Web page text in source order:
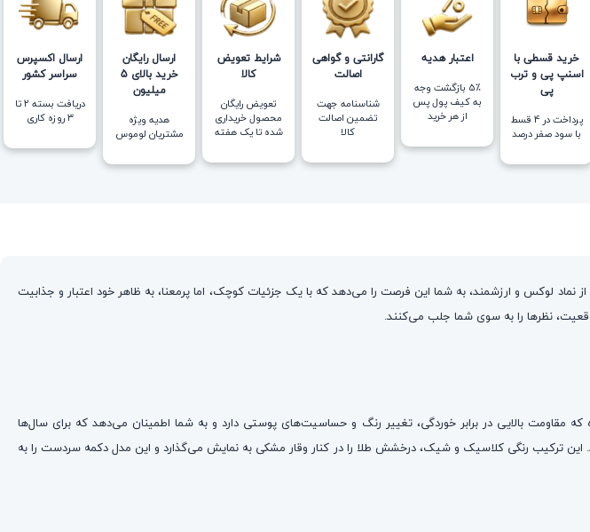
خرید قسطی با
اسنپ پی و ترب
پی
پرداخت در 4 قسط
با سود صفر درصد
اعتبار هدیه
5٪ بازگشت وجه
به کیف پول پس
از هر خرید
گارانتی و گواهی
اصالت
شناسنامه جهت
تضمین اصالت
کالا
شرایط تعویض
کالا
تعویض رایگان
محصول خریداری
شده تا یک هفته
ارسال رایگان
خرید بالای 5
میلیون
هدیه ویژه
مشتریان لوموس
ارسال اکسپرس
سراسر کشور
دریافت بسته ۲ تا
۳ روزه کاری
لوکس و ارزشمند، به شما این فرصت را می‌دهد که با یک جزئیات کوچک، اما پرمعنا، به ظاهر خود اعتبار و جذابیت
نظرها را به سوی شما جلب می‌کنند.
طراحی و تولید شده‌اند. پایه اصلی آن‌ها از استیل ۳۱۶ عیار ساخته شده که مقاومت بالایی در برابر خوردگی، تغییر رنگ و حساسیت‌های پوستی دارد و به شما اطمینان می‌دهد که برای سال‌ها
سطح مشکی و براق اونیکس، نماد صلیب کالتراوا با ورق طلای ۲۴ عیار خودنمایی می‌کند. این ترکیب رنگی کلاسیک و شیک، درخشش طلا را در کنار وقار مشکی به نمایش می‌گذارد و این مدل دکمه سردست را به